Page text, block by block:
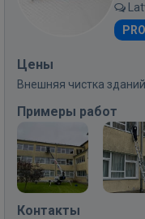
PRO
Цены
Внешняя чистка зданий
Примеры работ
Контакты